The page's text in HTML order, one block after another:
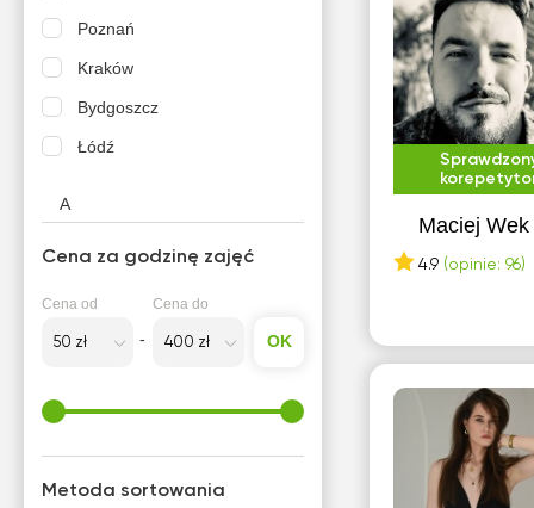
Maciej Wek
4.9 (opinie: 96)
Poznań
Kraków
Bydgoszcz
Łódź
A
B
Będzin
Bielsko-Biała
Biłgoraj
Brwinów
Cena za godzinę zajęć
Cena od Cena do
OK
Metoda sortowania